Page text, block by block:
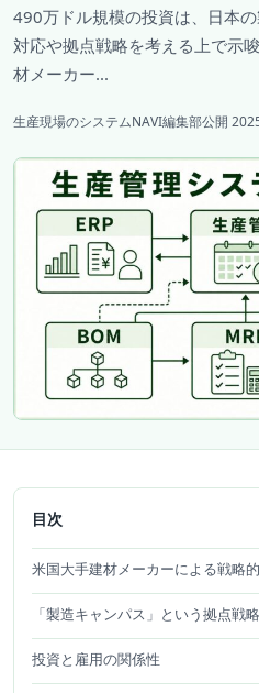
490万ドル規模の投資は、日本
対応や拠点戦略を考える上で示
材メーカー...
生産現場のシステムNAVI編集部公開
目次
米国大手建材メーカーによる戦略
「製造キャンパス」という拠点戦略
投資と雇用の関係性